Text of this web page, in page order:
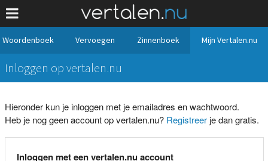
Woordenboek Vervoegen Zinnenboek Mijn Vertalen.nu
Inloggen op vertalen.nu
Hieronder kun je inloggen met je emailadres en wachtwoord.
Heb je nog geen account op vertalen.nu? Registreerje dan gratis.
Inloggen met een vertalen.nu account